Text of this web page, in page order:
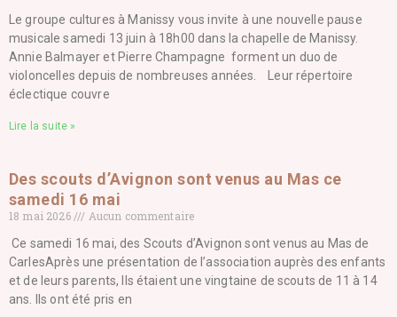
Le groupe cultures à Manissy vous invite à une nouvelle pause
musicale samedi 13 juin à 18h00 dans la chapelle de Manissy.
Annie Balmayer et Pierre Champagne forment un duo de
violoncelles depuis de nombreuses années. Leur répertoire
éclectique couvre
Lire la suite »
Des scouts d’Avignon sont venus au Mas ce
samedi 16 mai
18 mai 2026
Aucun commentaire
Ce samedi 16 mai, des Scouts d’Avignon sont venus au Mas de
CarlesAprès une présentation de l’association auprès des enfants
et de leurs parents, Ils étaient une vingtaine de scouts de 11 à 14
ans. Ils ont été pris en